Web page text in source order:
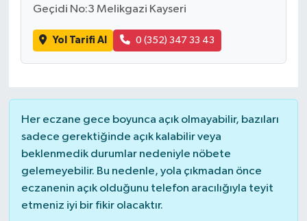
Geçidi No:3 Melikgazi Kayseri
Yol Tarifi Al 0 (352) 347 33 43
Her eczane gece boyunca açık olmayabilir, bazıları
sadece gerektiğinde açık kalabilir veya
beklenmedik durumlar nedeniyle nöbete
gelemeyebilir. Bu nedenle, yola çıkmadan önce
eczanenin açık olduğunu telefon aracılığıyla teyit
etmeniz iyi bir fikir olacaktır.